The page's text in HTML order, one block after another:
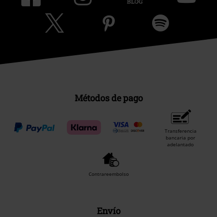
Métodos de pago
Transferencia
bancaria por
adelantado
Contrareembolso
Envío